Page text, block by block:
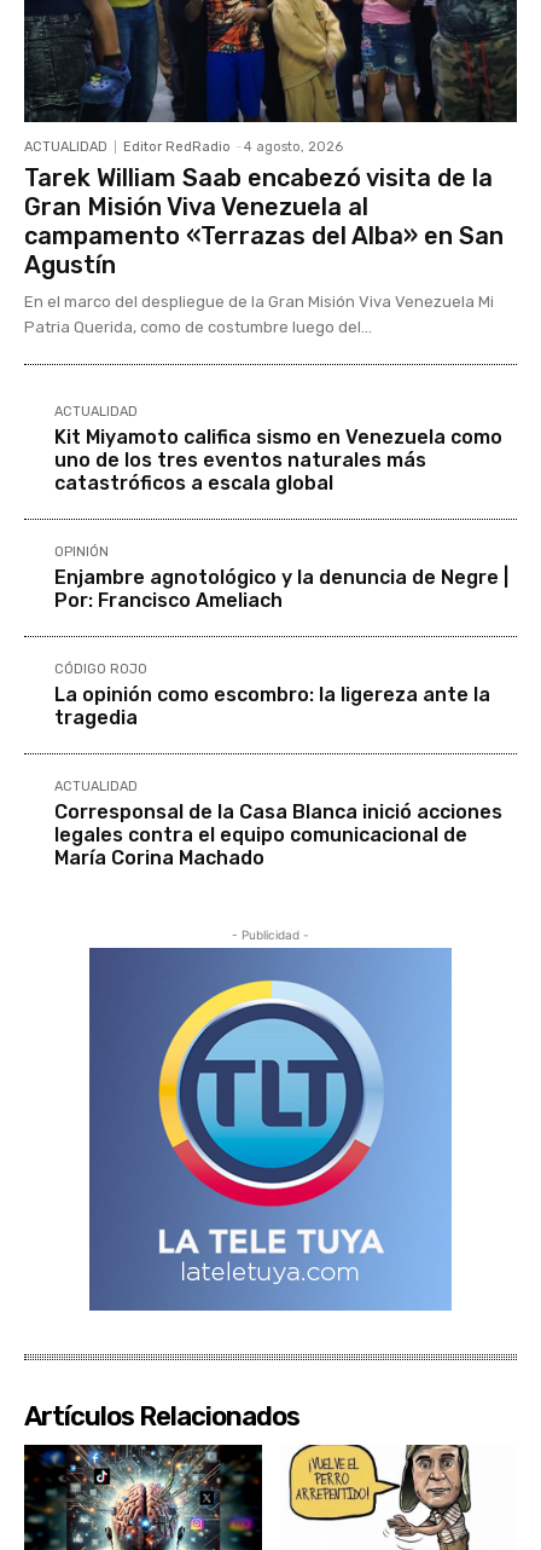
ACTUALIDAD Editor RedRadio - 4 agosto, 2026
Tarek William Saab encabezó visita de la
Gran Misión Viva Venezuela al
campamento «Terrazas del Alba» en San
Agustín
En el marco del despliegue de la Gran Misión Viva Venezuela Mi
Patria Querida, como de costumbre luego del...
ACTUALIDAD
Kit Miyamoto califica sismo en Venezuela como
uno de los tres eventos naturales más
catastróficos a escala global
OPINIÓN
Enjambre agnotológico y la denuncia de Negre |
Por: Francisco Ameliach
CÓDIGO ROJO
La opinión como escombro: la ligereza ante la
tragedia
ACTUALIDAD
Corresponsal de la Casa Blanca inició acciones
legales contra el equipo comunicacional de
María Corina Machado
- Publicidad -
Artículos Relacionados